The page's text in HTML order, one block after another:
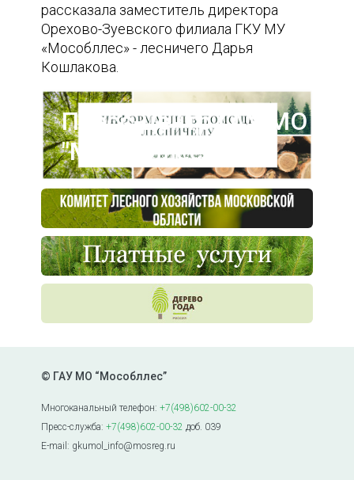
рассказала заместитель директора
Орехово-Зуевского филиала ГКУ МУ
«Мособллес» - лесничего Дарья
Кошлакова.
Пресс-центр ГАУ МО
"Мособллес"
© ГАУ МО “Мособллес”
Многоканальный телефон:+7(498)602-00-32
Пресс-служба:+7(498)602-00-32 доб. 039
E-mail: gkumol_info@mosreg.ru